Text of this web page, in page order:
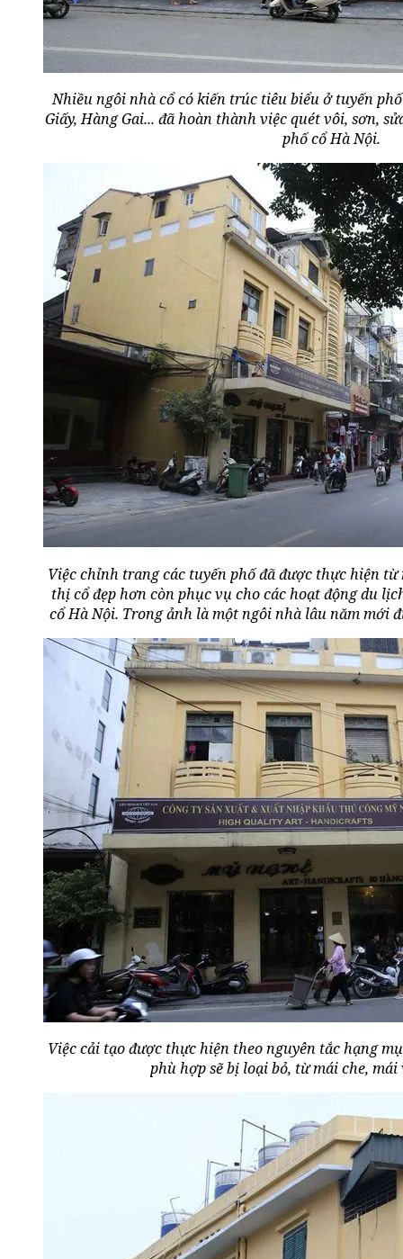
Nhiều ngôi nhà cổ có kiến trúc tiêu biểu ở tuyến
Giấy, Hàng Gai... đã hoàn thành việc quét vôi, sơn,
phố cổ Hà Nội.
Việc chỉnh trang các tuyến phố đã được thực hiện từ
thị cổ đẹp hơn còn phục vụ cho các hoạt động du
cổ Hà Nội. Trong ảnh là một ngôi nhà lâu năm mới
Việc cải tạo được thực hiện theo nguyên tắc hạng
phù hợp sẽ bị loại bỏ, từ mái che,